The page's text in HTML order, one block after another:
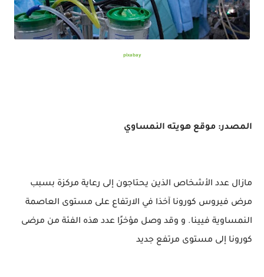
pixabay
المصدر: موقع هويته النمساوي
مازال عدد الأشخاص الذين يحتاجون إلى رعاية مركزة بسبب
مرض فيروس كورونا آخذا في الارتفاع على مستوى العاصمة
النمساوية فيينا. و وقد وصل مؤخرًا عدد هذه الفئة من مرضى
كورونا إلى مستوى مرتفع جديد